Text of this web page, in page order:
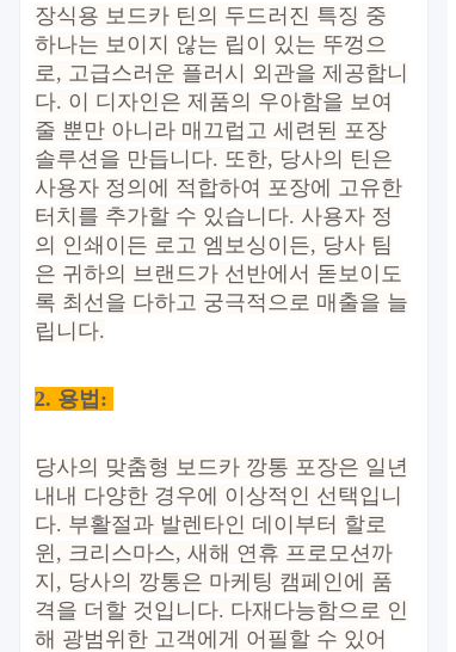
장식용 보드카 틴의 두드러진 특징 중
하나는 보이지 않는 립이 있는 뚜껑으
로, 고급스러운 플러시 외관을 제공합니
다. 이 디자인은 제품의 우아함을 보여
줄 뿐만 아니라 매끄럽고 세련된 포장
솔루션을 만듭니다. 또한, 당사의 틴은
사용자 정의에 적합하여 포장에 고유한
터치를 추가할 수 있습니다. 사용자 정
의 인쇄이든 로고 엠보싱이든, 당사 팀
은 귀하의 브랜드가 선반에서 돋보이도
록 최선을 다하고 궁극적으로 매출을 늘
립니다.
2. 용법:
당사의 맞춤형 보드카 깡통 포장은 일년
내내 다양한 경우에 이상적인 선택입니
다. 부활절과 발렌타인 데이부터 할로
윈, 크리스마스, 새해 연휴 프로모션까
지, 당사의 깡통은 마케팅 캠페인에 품
격을 더할 것입니다. 다재다능함으로 인
해 광범위한 고객에게 어필할 수 있어